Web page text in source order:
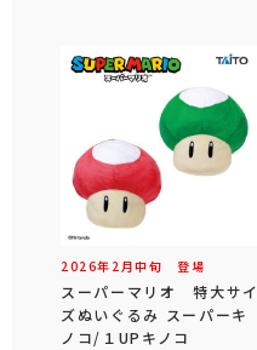
2026年 2 月中旬 登場
スーパーマリオ 特大サイ
ズぬいぐるみ スーパーキ
ノコ/１UPキノコ